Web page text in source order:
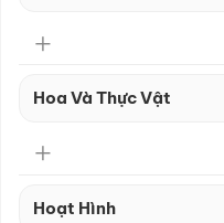
Hoa Và Thực Vật
Hoạt Hình